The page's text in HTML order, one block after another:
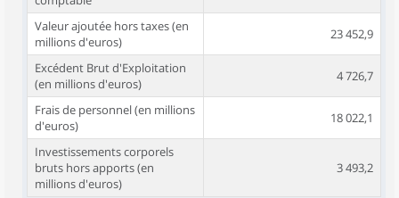
Valeur ajoutée hors taxes (en
millions d'euros)
23 452,9
Excédent Brut d'Exploitation
(en millions d'euros)
4 726,7
Frais de personnel (en millions
d'euros)
18 022,1
Investissements corporels
bruts hors apports (en
millions d'euros)
3 493,2